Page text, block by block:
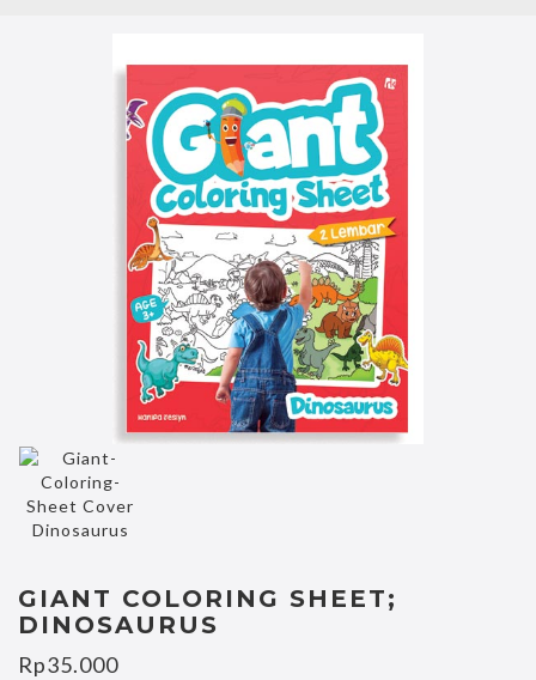
GIANT COLORING SHEET;
DINOSAURUS
Rp35.000